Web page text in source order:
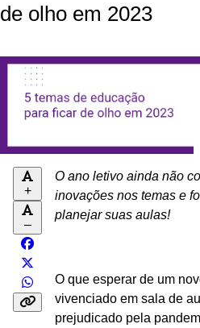
de olho em 2023
+
–
O ano letivo ainda não
inovações nos temas e
planejar suas aulas!
O que esperar de um
vivenciado em sala de
prejudicado pela